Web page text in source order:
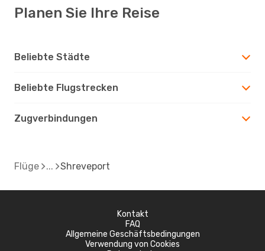
Planen Sie Ihre Reise
Beliebte Städte
Beliebte Flugstrecken
Zugverbindungen
Flüge Shreveport
Kontakt
FAQ
Allgemeine Geschäftsbedingungen
Verwendung von Cookies